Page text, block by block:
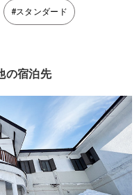
#スタンダード
の宿泊先